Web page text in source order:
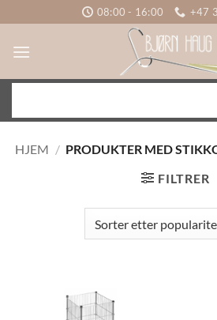
to
content
08:00 - 16:00 +47
HJEM / PRODUKTER MED
FILTRER